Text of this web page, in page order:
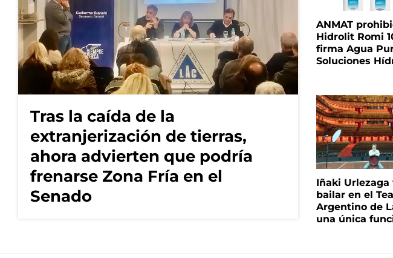
Tras la caída de la
extranjerización de tierras,
ahora advierten que podría
frenarse Zona Fría en el
Senado
ANMAT
Hidrolit Romi
firma Agua
Soluciones
Iñaki Urlezaga
bailar en el
Argentino de
una única